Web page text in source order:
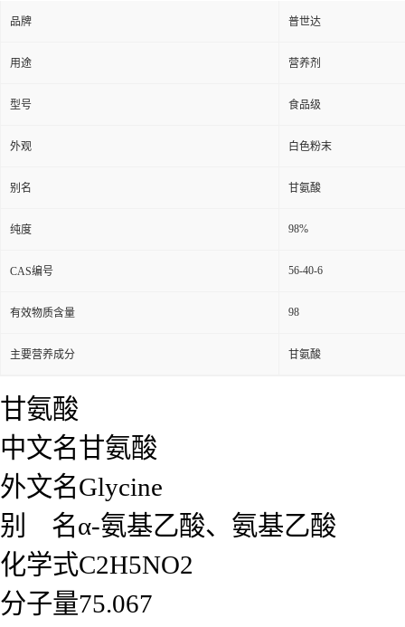
品牌 普世达
用途 营养剂
型号 食品级
外观 白色粉末
别名 甘氨酸
纯度 98%
CAS编号 56-40-6
有效物质含量 98
主要营养成分 甘氨酸
甘氨酸
中文名甘氨酸
外文名Glycine
别 名α-氨基乙酸、氨基乙酸
化学式C2H5NO2
分子量75.067